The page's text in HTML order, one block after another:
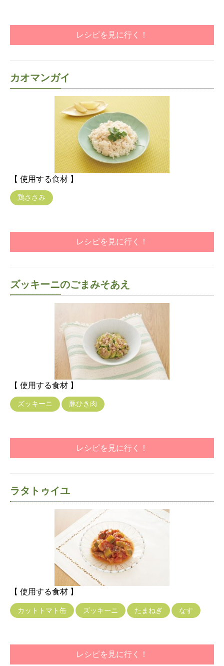
レシピを見に行く！
カオマンガイ
【 使用する食材 】
鶏ささみ
レシピを見に行く！
ズッキーニのごまみそあえ
【 使用する食材 】
ズッキーニ 豚ひき肉
レシピを見に行く！
ラタトゥイユ
【 使用する食材 】
カットトマト缶 ズッキーニ たまねぎ なす
レシピを見に行く！